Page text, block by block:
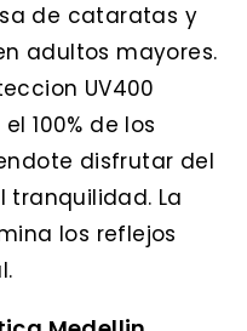
de cataratas y
adultos mayores.
UV400
100% de los
disfrutar del
La
los reflejos